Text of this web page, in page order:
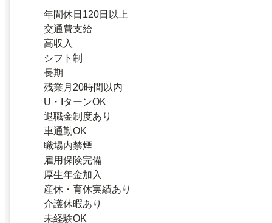
年間休日120日以上
交通費支給
高収入
シフト制
長期
残業月20時間以内
U・IターンOK
退職金制度あり
車通勤OK
職場内禁煙
雇用保険完備
厚生年金加入
産休・育休実績あり
介護休暇あり
未経験OK